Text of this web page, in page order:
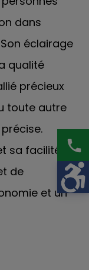
dans
éclairage
qualité
précieux
toute autre
sa facilité
de
et un
phone